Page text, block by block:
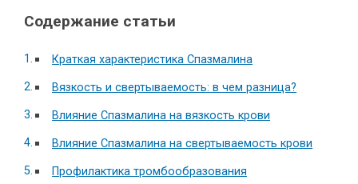
Содержание статьи
Краткая характеристика Спазмалина
Вязкость и свертываемость: в чем разница?
Влияние Спазмалина на вязкость крови
Влияние Спазмалина на свертываемость крови
Профилактика тромбообразования